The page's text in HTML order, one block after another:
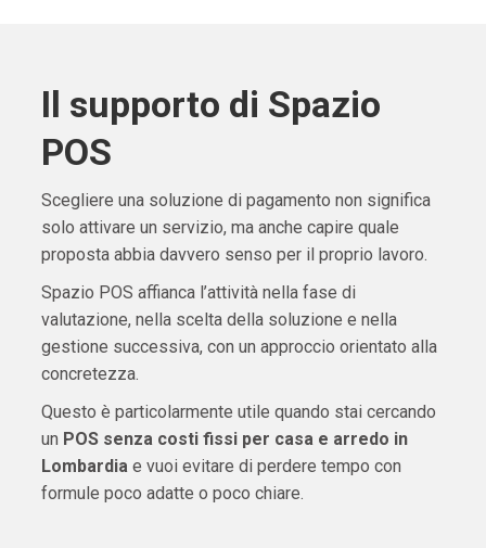
Il supporto di Spazio
POS
Scegliere una soluzione di pagamento non significa
solo attivare un servizio, ma anche capire quale
proposta abbia davvero senso per il proprio lavoro.
Spazio POS affianca l’attività nella fase di
valutazione, nella scelta della soluzione e nella
gestione successiva, con un approccio orientato alla
concretezza.
Questo è particolarmente utile quando stai cercando
un POS senza costi fissi per casa e arredo in
Lombardiae vuoi evitare di perdere tempo con
formule poco adatte o poco chiare.